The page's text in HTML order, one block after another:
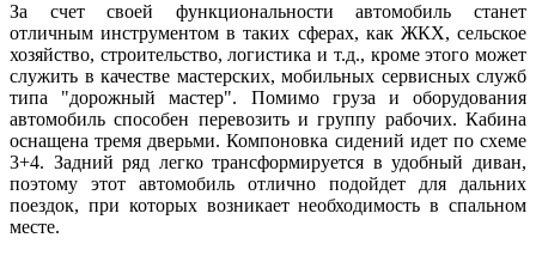
За счет своей функциональности автомобиль станет
отличным инструментом в таких сферах, как ЖКХ, сельское
хозяйство, строительство, логистика и т.д., кроме этого может
служить в качестве мастерских, мобильных сервисных служб
типа "дорожный мастер". Помимо груза и оборудования
автомобиль способен перевозить и группу рабочих. Кабина
оснащена тремя дверьми. Компоновка сидений идет по схеме
3+4. Задний ряд легко трансформируется в удобный диван,
поэтому этот автомобиль отлично подойдет для дальних
поездок, при которых возникает необходимость в спальном
месте.